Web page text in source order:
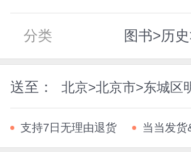
分类 图书>历
送至： 北京>北京市>东城区
支持7日无理由退货 当当发货